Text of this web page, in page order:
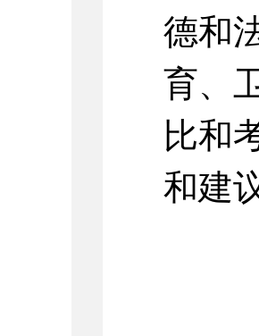
德和
育、
比和
和建